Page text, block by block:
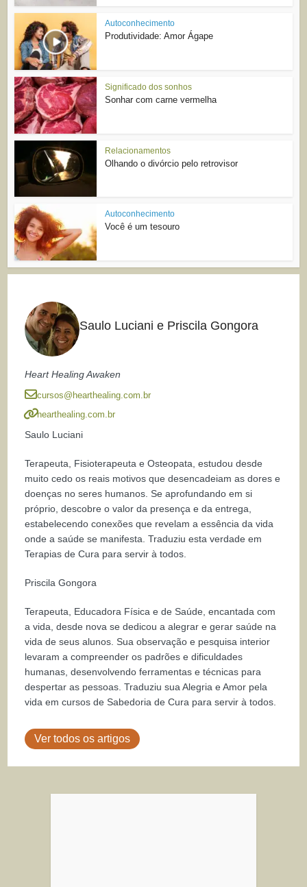
Autoconhecimento
Produtividade: Amor Ágape
Significado dos sonhos
Sonhar com carne vermelha
Relacionamentos
Olhando o divórcio pelo retrovisor
Autoconhecimento
Você é um tesouro
Saulo Luciani e Priscila Gongora
Heart Healing Awaken
cursos@hearthealing.com.br
hearthealing.com.br
Saulo Luciani
Terapeuta, Fisioterapeuta e Osteopata, estudou desde
muito cedo os reais motivos que desencadeiam as dores e
doenças no seres humanos. Se aprofundando em si
próprio, descobre o valor da presença e da entrega,
estabelecendo conexões que revelam a essência da vida
onde a saúde se manifesta. Traduziu esta verdade em
Terapias de Cura para servir à todos.
Priscila Gongora
Terapeuta, Educadora Física e de Saúde, encantada com
a vida, desde nova se dedicou a alegrar e gerar saúde na
vida de seus alunos. Sua observação e pesquisa interior
levaram a compreender os padrões e dificuldades
humanas, desenvolvendo ferramentas e técnicas para
despertar as pessoas. Traduziu sua Alegria e Amor pela
vida em cursos de Sabedoria de Cura para servir à todos.
Ver todos os artigos